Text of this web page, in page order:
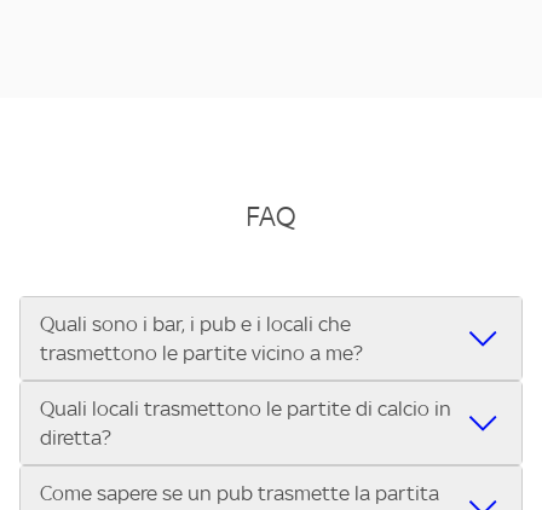
FAQ
Quali sono i bar, i pub e i locali che
trasmettono le partite vicino a me?
Se cerchi un bar, pub, ristorante o locale vicino a te per
vedere le partite di Serie A ENILIVE, la Serie C Sky Wifi, la
UEFA Champions League, la UEFA Europa League, la UEFA
Conference League, il Tennis, la Formula 1®, la MotoGP™ e
Quali locali trasmettono le partite di calcio in
diretta?
Vuoi sapere quali bar, pub o ristoranti mostrano le partite
Come sapere se un pub trasmette la partita